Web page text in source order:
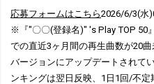
応募フォームはこちら2026/6/3(水
※『"〇〇(登録名)" 's Play TOP 50
での直近3ヶ月間の再生曲数が20
バージョンにアップデートされて
ンキングは翌日反映、1日1回/不